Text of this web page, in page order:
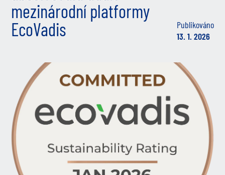
mezinárodní platformy
EcoVadis
Publikováno
13. 1. 2026